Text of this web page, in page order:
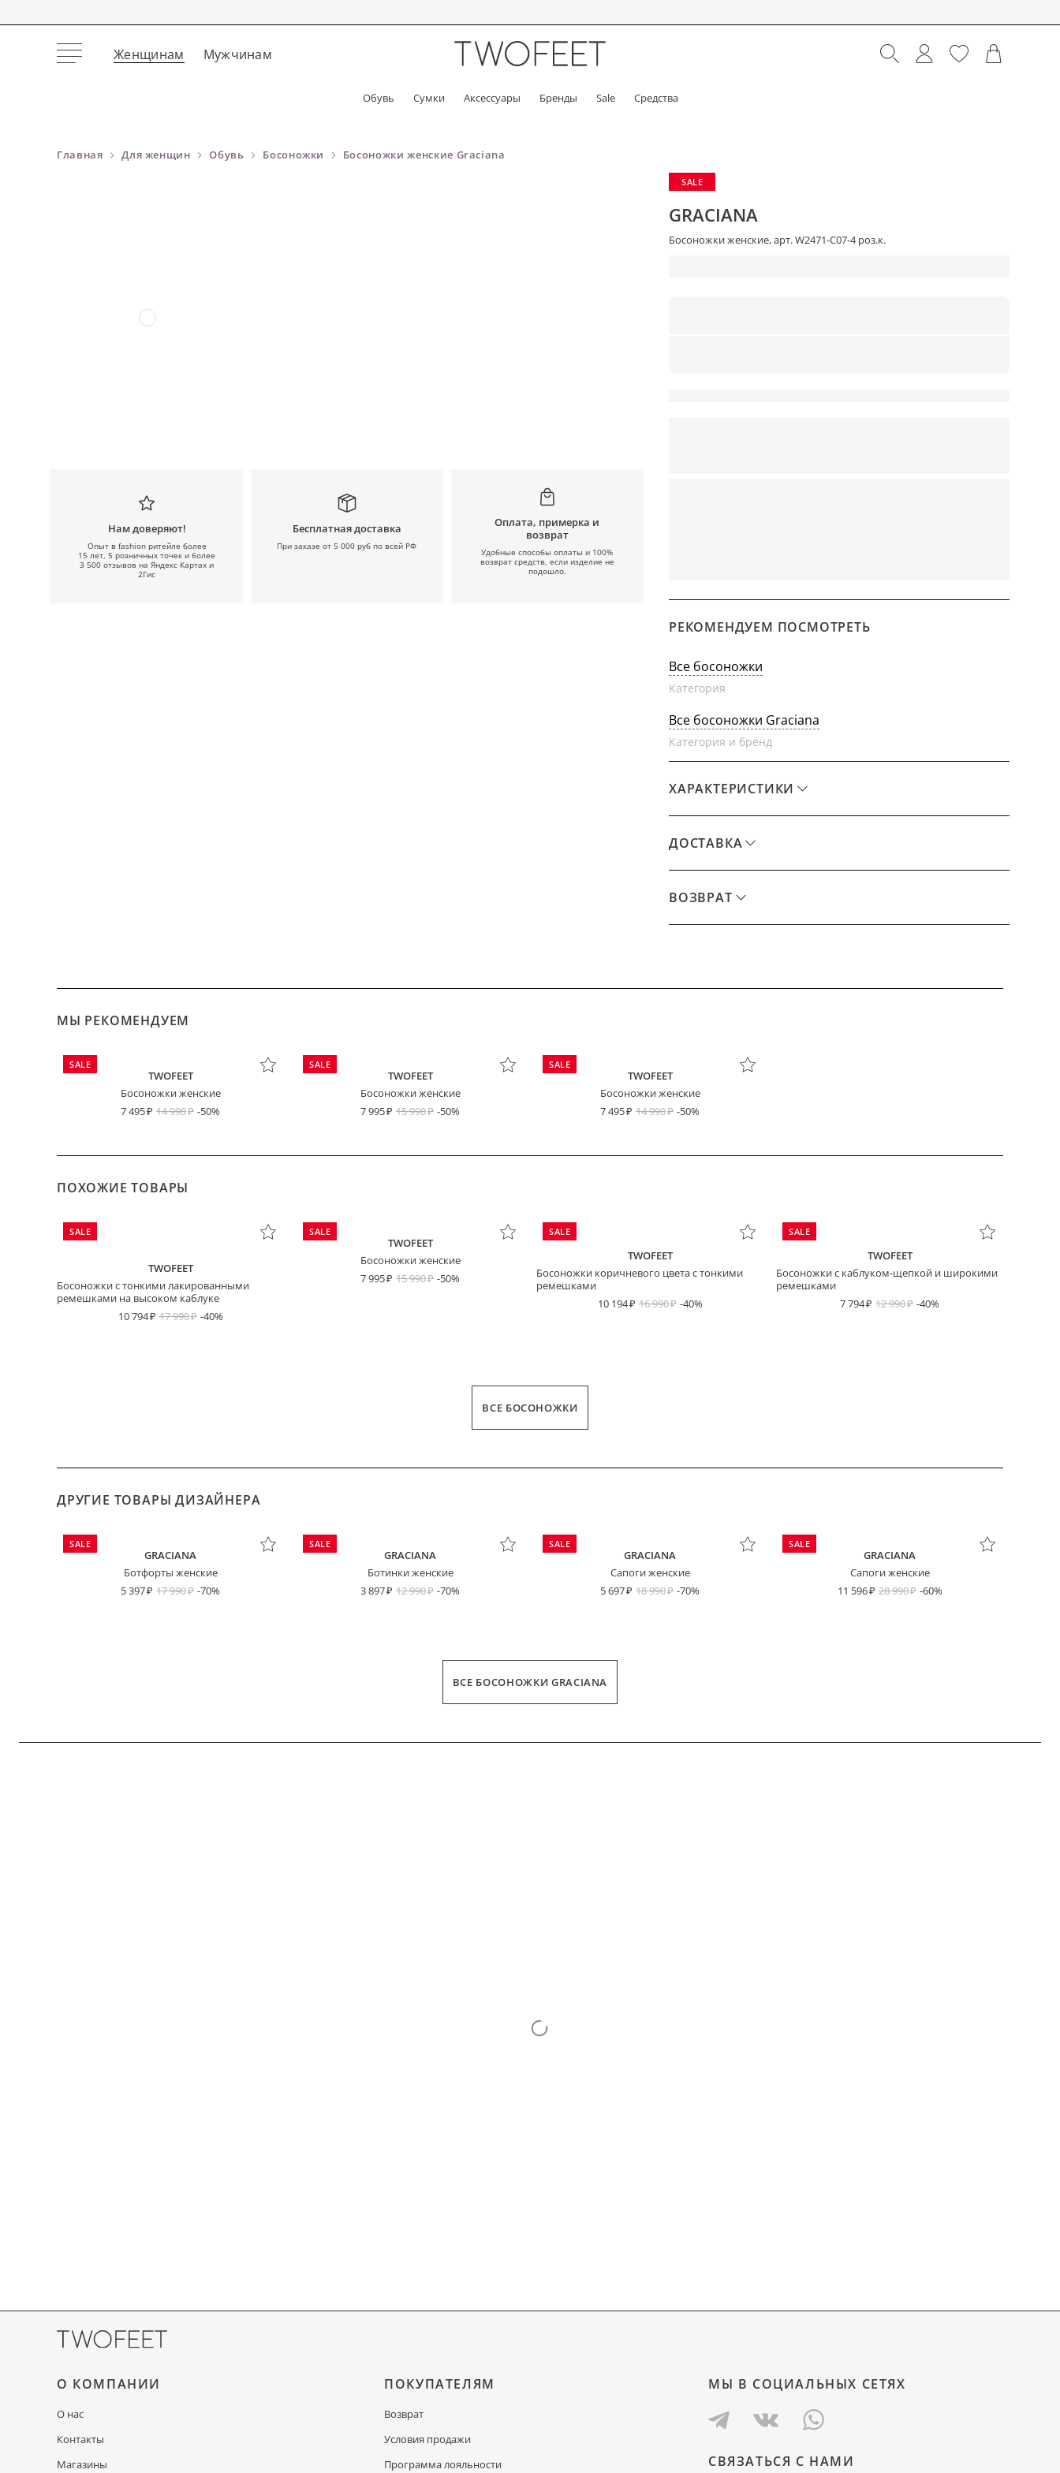
Женщинам Мужчинам
Обувь Сумки Аксессуары Бренды Sale Средства
Главная Для женщин Обувь Босоножки Босоножки женские Graciana
Нам доверяют!
Опыт в fashion ритейле более
15 лет, 5 розничных точек и более
3 500 отзывов на Яндекс Картах и
2Гис
Бесплатная доставка
При заказе от 5 000 руб по всей РФ
Оплата, примерка и
возврат
Удобные способы оплаты и 100%
возврат средств, если изделие не
подошло.
SALE
GRACIANA
Босоножки женские, арт. W2471-C07-4 роз.к.
РЕКОМЕНДУЕМ ПОСМОТРЕТЬ
Все босоножки
Категория
Все босоножки Graciana
Категория и бренд
ХАРАКТЕРИСТИКИ
ДОСТАВКА
ВОЗВРАТ
МЫ РЕКОМЕНДУЕМ
SALE
TWOFEET
Босоножки женские
7 495
14 990 -50%
SALE
TWOFEET
Босоножки женские
7 995
15 990 -50%
SALE
TWOFEET
Босоножки женские
7 495
14 990 -50%
ПОХОЖИЕ ТОВАРЫ
SALE
TWOFEET
Босоножки с тонкими лакированными
ремешками на высоком каблуке
10 794
17 990 -40%
SALE
TWOFEET
Босоножки женские
7 995
15 990 -50%
SALE
TWOFEET
Босоножки коричневого цвета с тонкими
ремешками
10 194
16 990 -40%
SALE
TWOFEET
Босоножки с каблуком-щепкой и широкими
ремешками
7 794
12 990 -40%
ВСЕ БОСОНОЖКИ
ДРУГИЕ ТОВАРЫ ДИЗАЙНЕРА
SALE
GRACIANA
Ботфорты женские
5 397
17 990 -70%
SALE
GRACIANA
Ботинки женские
3 897
12 990 -70%
SALE
GRACIANA
Сапоги женские
5 697
18 990 -70%
SALE
GRACIANA
Сапоги женские
11 596
28 990 -60%
ВСЕ БОСОНОЖКИ GRACIANA
О КОМПАНИИ
О нас
Контакты
Магазины
ПОКУПАТЕЛЯМ
Возврат
Условия продажи
Программа лояльности
МЫ В СОЦИАЛЬНЫХ СЕТЯХ
СВЯЗАТЬСЯ С НАМИ